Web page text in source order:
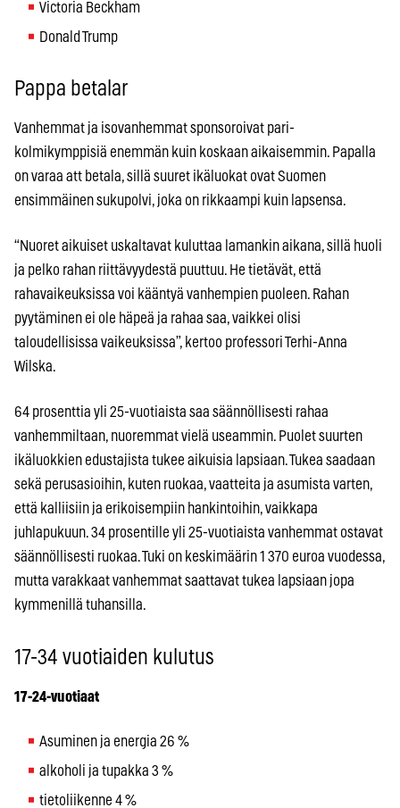
Victoria Beckham
Donald Trump
Pappa betalar
Vanhemmat ja isovanhemmat sponsoroivat pari-
kolmikymppisiä enemmän kuin koskaan aikaisemmin. Papalla
on varaa att betala, sillä suuret ikäluokat ovat Suomen
ensimmäinen sukupolvi, joka on rikkaampi kuin lapsensa.
“Nuoret aikuiset uskaltavat kuluttaa lamankin aikana, sillä huoli
ja pelko rahan riittävyydestä puuttuu. He tietävät, että
rahavaikeuksissa voi kääntyä vanhempien puoleen. Rahan
pyytäminen ei ole häpeä ja rahaa saa, vaikkei olisi
taloudellisissa vaikeuksissa”, kertoo professori Terhi-Anna
Wilska.
64 prosenttia yli 25-vuotiaista saa säännöllisesti rahaa
vanhemmiltaan, nuoremmat vielä useammin. Puolet suurten
ikäluokkien edustajista tukee aikuisia lapsiaan. Tukea saadaan
sekä perusasioihin, kuten ruokaa, vaatteita ja asumista varten,
että kalliisiin ja erikoisempiin hankintoihin, vaikkapa
juhlapukuun. 34 prosentille yli 25-vuotiaista vanhemmat ostavat
säännöllisesti ruokaa. Tuki on keskimäärin 1 370 euroa vuodessa,
mutta varakkaat vanhemmat saattavat tukea lapsiaan jopa
kymmenillä tuhansilla.
17-34 vuotiaiden kulutus
17-24-vuotiaat
Asuminen ja energia 26 %
alkoholi ja tupakka 3 %
tietoliikenne 4 %